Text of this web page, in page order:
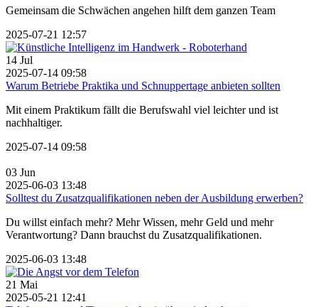
Gemeinsam die Schwächen angehen hilft dem ganzen Team
2025-07-21 12:57
14 Jul
2025-07-14 09:58
Warum Betriebe Praktika und Schnuppertage anbieten sollten
Mit einem Praktikum fällt die Berufswahl viel leichter und ist
nachhaltiger.
2025-07-14 09:58
03 Jun
2025-06-03 13:48
Solltest du Zusatzqualifikationen neben der Ausbildung erwerben?
Du willst einfach mehr? Mehr Wissen, mehr Geld und mehr
Verantwortung? Dann brauchst du Zusatzqualifikationen.
2025-06-03 13:48
21 Mai
2025-05-21 12:41